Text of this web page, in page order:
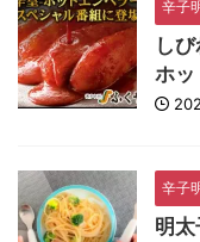
辛子
し
ホッ
辛子
明